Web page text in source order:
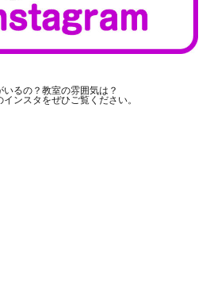
いるの？教室の雰囲気は？
ンスタをぜひご覧ください。